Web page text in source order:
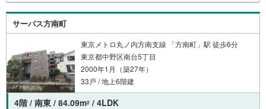
プランナーが住宅ローン、保険・税金、資産運用、相続な
どの対策をアドバイス可能です。契約前、契約後、お好き
なタイミングがご利用可能です。■税理士による無料確定申
告セミナー■住まいをご購入になったお客様に対して、住宅
ローン控除の申告方法をご案内する無料セミナーを開催し
ています。
サーパス方南町
東京メトロ丸ノ内方南支線 「方南町」駅 徒歩6分
東京都中野区南台5丁目
2000年1月（築27年）
33戸 / 地上6階建
4階 / 南東 / 84.09m2 / 4LDK